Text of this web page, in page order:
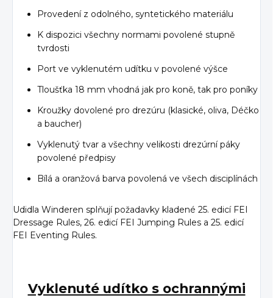
Provedení z odolného, syntetického materiálu
K dispozici všechny normami povolené stupně
tvrdosti
Port ve vyklenutém udítku v povolené výšce
Tloušťka 18 mm vhodná jak pro koně, tak pro poníky
Kroužky dovolené pro drezúru (klasické, oliva, Déčko
a baucher)
Vyklenutý tvar a všechny velikosti drezúrní páky
povolené předpisy
Bílá a oranžová barva povolená ve všech disciplínách
Udidla Winderen splňují požadavky kladené 25. edicí FEI
Dressage Rules, 26. edicí FEI Jumping Rules a 25. edicí
FEI Eventing Rules.
Vyklenuté udítko s ochrannými